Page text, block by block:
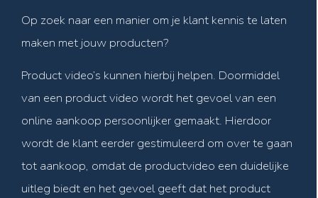
Op zoek naar een manier om je klant kennis te laten
maken met jouw producten?
Product video’s kunnen hierbij helpen. Doormiddel
van een product video wordt het gevoel van een
online aankoop persoonlijker gemaakt. Hierdoor
wordt de klant eerder gestimuleerd om over te gaan
tot aankoop, omdat de productvideo een duidelijke
uitleg biedt en het gevoel geeft dat het product